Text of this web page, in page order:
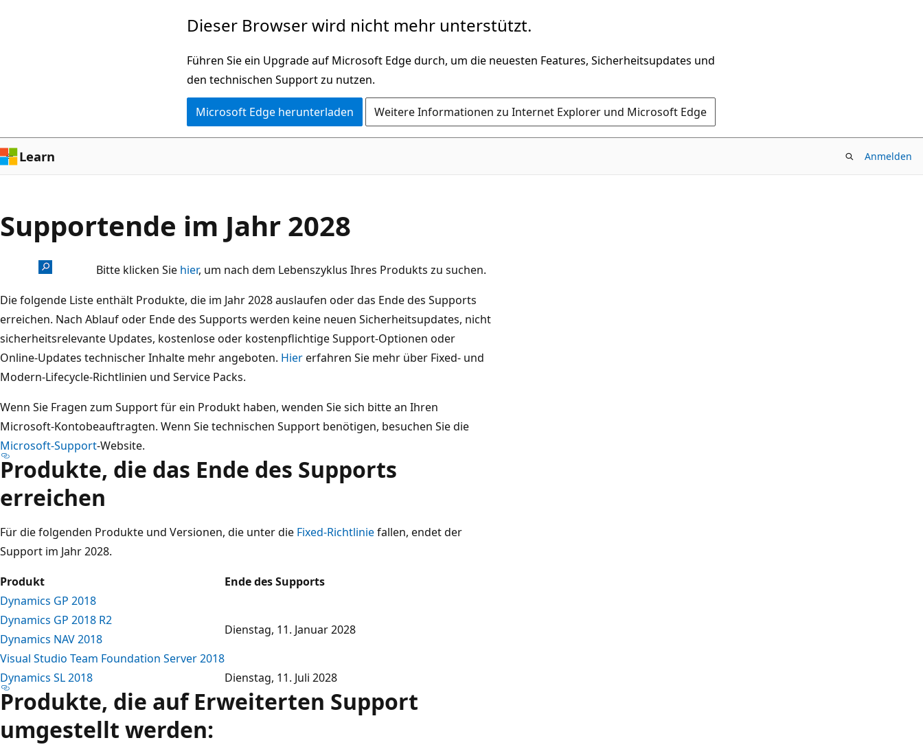
Dieser Browser wird nicht mehr unterstützt.
Führen Sie ein Upgrade auf Microsoft Edge durch, um die neuesten Features, Sicherheitsupdates und
den technischen Support zu nutzen.
Microsoft Edge herunterladen Weitere Informationen zu Internet Explorer und Microsoft Edge
Learn Anmelden
Supportende im Jahr 2028
Bitte klicken Sie hier, um nach dem Lebenszyklus Ihres Produkts zu suchen.
Die folgende Liste enthält Produkte, die im Jahr 2028 auslaufen oder das Ende des Supports
erreichen. Nach Ablauf oder Ende des Supports werden keine neuen Sicherheitsupdates, nicht
sicherheitsrelevante Updates, kostenlose oder kostenpflichtige Support-Optionen oder
Online-Updates technischer Inhalte mehr angeboten. Hiererfahren Sie mehr über Fixed- und
Modern-Lifecycle-Richtlinien und Service Packs.
Wenn Sie Fragen zum Support für ein Produkt haben, wenden Sie sich bitte an Ihren
Microsoft-Kontobeauftragten. Wenn Sie technischen Support benötigen, besuchen Sie die
Microsoft-Support-Website.
Produkte, die das Ende des Supports
erreichen
Für die folgenden Produkte und Versionen, die unter die Fixed-Richtliniefallen, endet der
Support im Jahr 2028.
Produkt
Ende des Supports
Dynamics GP 2018
Dynamics GP 2018 R2
Dynamics NAV 2018
Visual Studio Team Foundation Server 2018
Dienstag, 11. Januar 2028
Dynamics SL 2018 Dienstag, 11. Juli 2028
Produkte, die auf Erweiterten Support
umgestellt werden: